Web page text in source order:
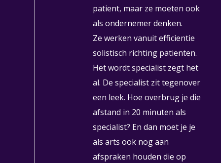
patient, maar ze moeten ook
als ondernemer denken.
Ze werken vanuit efficientie
solistisch richting patienten.
Het wordt specialist zegt het
al. De specialist zit tegenover
een leek. Hoe overbrug je die
afstand in 20 minuten als
specialist? En dan moet je je
als arts ook nog aan
afspraken houden die op